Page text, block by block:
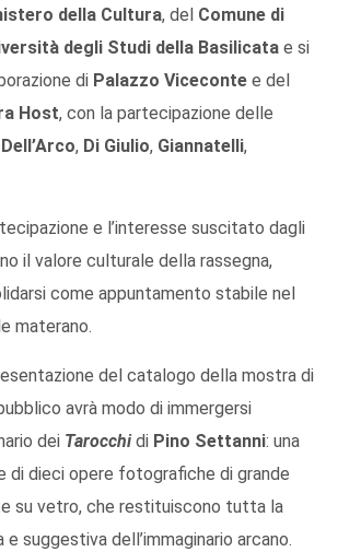
della Cultura, del Comune di
degli Studi della Basilicata e si
di Palazzo Viceconte e del
Host, con la partecipazione delle
Dell’Arco, Di Giulio, Giannatelli,
e l’interesse suscitato dagli
il valore culturale della rassegna,
come appuntamento stabile nel
materano.
del catalogo della mostra di
avrà modo di immergersi
dei Tarocchidi Pino Settanni: una
di dieci opere fotografiche di grande
su vetro, che restituiscono tutta la
suggestiva dell’immaginario arcano.